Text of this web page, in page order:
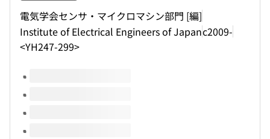
電気学会センサ・マイクロマシン部門 [編]
Institute of Electrical Engineers of Japanc2009-
<YH247-299>
このタイトルの巻号